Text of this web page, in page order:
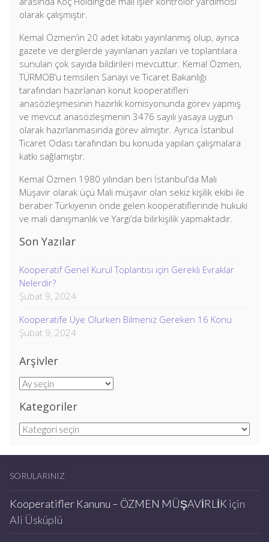
olarak çalışmıştır.
Kemal Özmen’in 20 adet kitabı yayınlanmış olup, ayrıca
gazete ve dergilerde yayınlanan yazıları ve toplantılara
sunulan çok sayıda bildirileri mevcuttur. Kemal Özmen,
TÜRMOB’u temsilen Sanayi ve Ticaret Bakanlığı
tarafından hazırlanan konut kooperatifleri
anasözleşmesinin hazırlık komisyonunda görev yapmış
ve mevcut anasözleşmenin 3476 sayılı yasaya uygun
olarak hazırlanmasında görev almıştır. Ayrıca İstanbul
Ticaret Odası tarafından bu konuda yapılan çalışmalara
katkı sağlamıştır.
Kemal Özmen 1980 yılından beri İstanbul’da Mali
Müşavir olarak üçü Mali müşavir olan sekiz kişilik ekibi ile
beraber Türkiyenin önde gelen kooperatiflerinde hukuki
ve mali danışmanlık ve Yargı’da bilirkişilik yapmaktadır.
Son Yazılar
Kooperatif Genel Kurul Toplantısı için Gerekli Evraklar
Nelerdir?
Şubat 9, 2024
Kooperatife Üye Olurken Bilmeniz Gereken 16 Konu
Şubat 9, 2024
Arşivler
Arşivler
Kategoriler
Kategoriler
SORULARINIZ
Kooperatifler Kanunu – ÖZMEN MÜŞAVİRLİK için
Ali Üsküplü